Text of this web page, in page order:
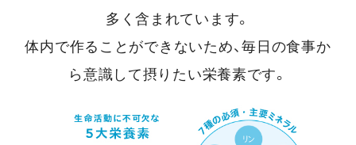
多く含まれています。
体内で作ることができないため、毎日の食事か
ら意識して摂りたい栄養素です。